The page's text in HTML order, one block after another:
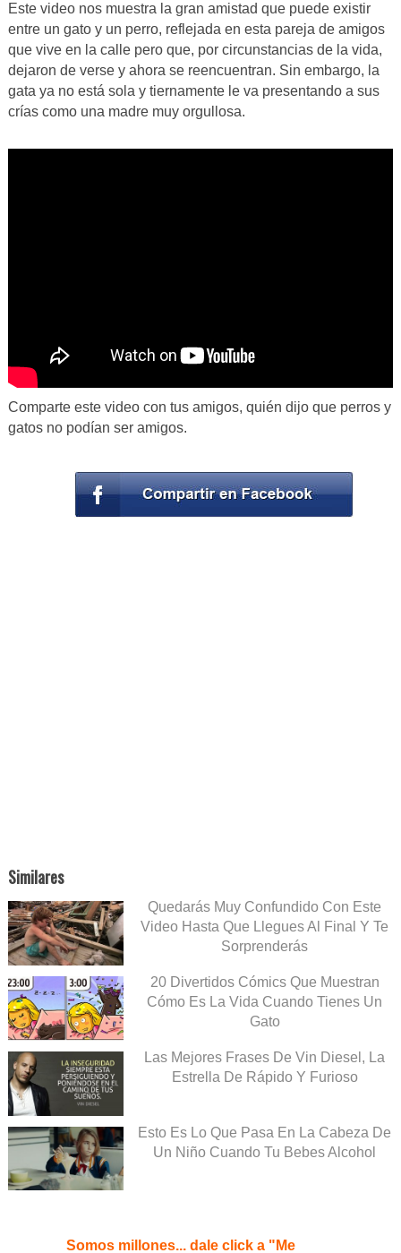
Este video nos muestra la gran amistad que puede existir
entre un gato y un perro, reflejada en esta pareja de amigos
que vive en la calle pero que, por circunstancias de la vida,
dejaron de verse y ahora se reencuentran. Sin embargo, la
gata ya no está sola y tiernamente le va presentando a sus
crías como una madre muy orgullosa.
Comparte este video con tus amigos, quién dijo que perros y
gatos no podían ser amigos.
Similares
Quedarás Muy Confundido Con Este
Video Hasta Que Llegues Al Final Y Te
Sorprenderás
20 Divertidos Cómics Que Muestran
Cómo Es La Vida Cuando Tienes Un
Gato
Las Mejores Frases De Vin Diesel, La
Estrella De Rápido Y Furioso
Esto Es Lo Que Pasa En La Cabeza De
Un Niño Cuando Tu Bebes Alcohol
Somos millones... dale click a "Me